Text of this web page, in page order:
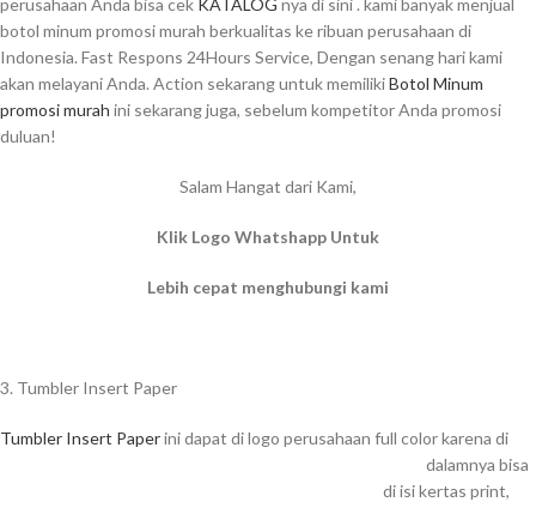
perusahaan Anda bisa cek KATALOG nya di sini . kami banyak menjual
botol minum promosi murah berkualitas ke ribuan perusahaan di
Indonesia. Fast Respons 24Hours Service, Dengan senang hari kami
akan melayani Anda. Action sekarang untuk memilikiBotol Minum
promosi murah ini sekarang juga, sebelum kompetitor Anda promosi
duluan!
Salam Hangat dari Kami,
Klik Logo Whatshapp Untuk
Lebih cepat menghubungi kami
3. Tumbler Insert Paper
Tumbler Insert Paperini dapat di logo perusahaan full color karena di
dalamnya bisa
di isi kertas print,